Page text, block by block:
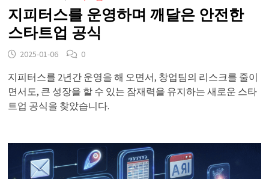
지피터스를 운영하며 깨달은 안전한
스타트업 공식
2025-01-06 0
지피터스를 2년간 운영을 해 오면서, 창업팀의 리스크를 줄이
면서도, 큰 성장을 할 수 있는 잠재력을 유지하는 새로운 스타
트업 공식을 찾았습니다.